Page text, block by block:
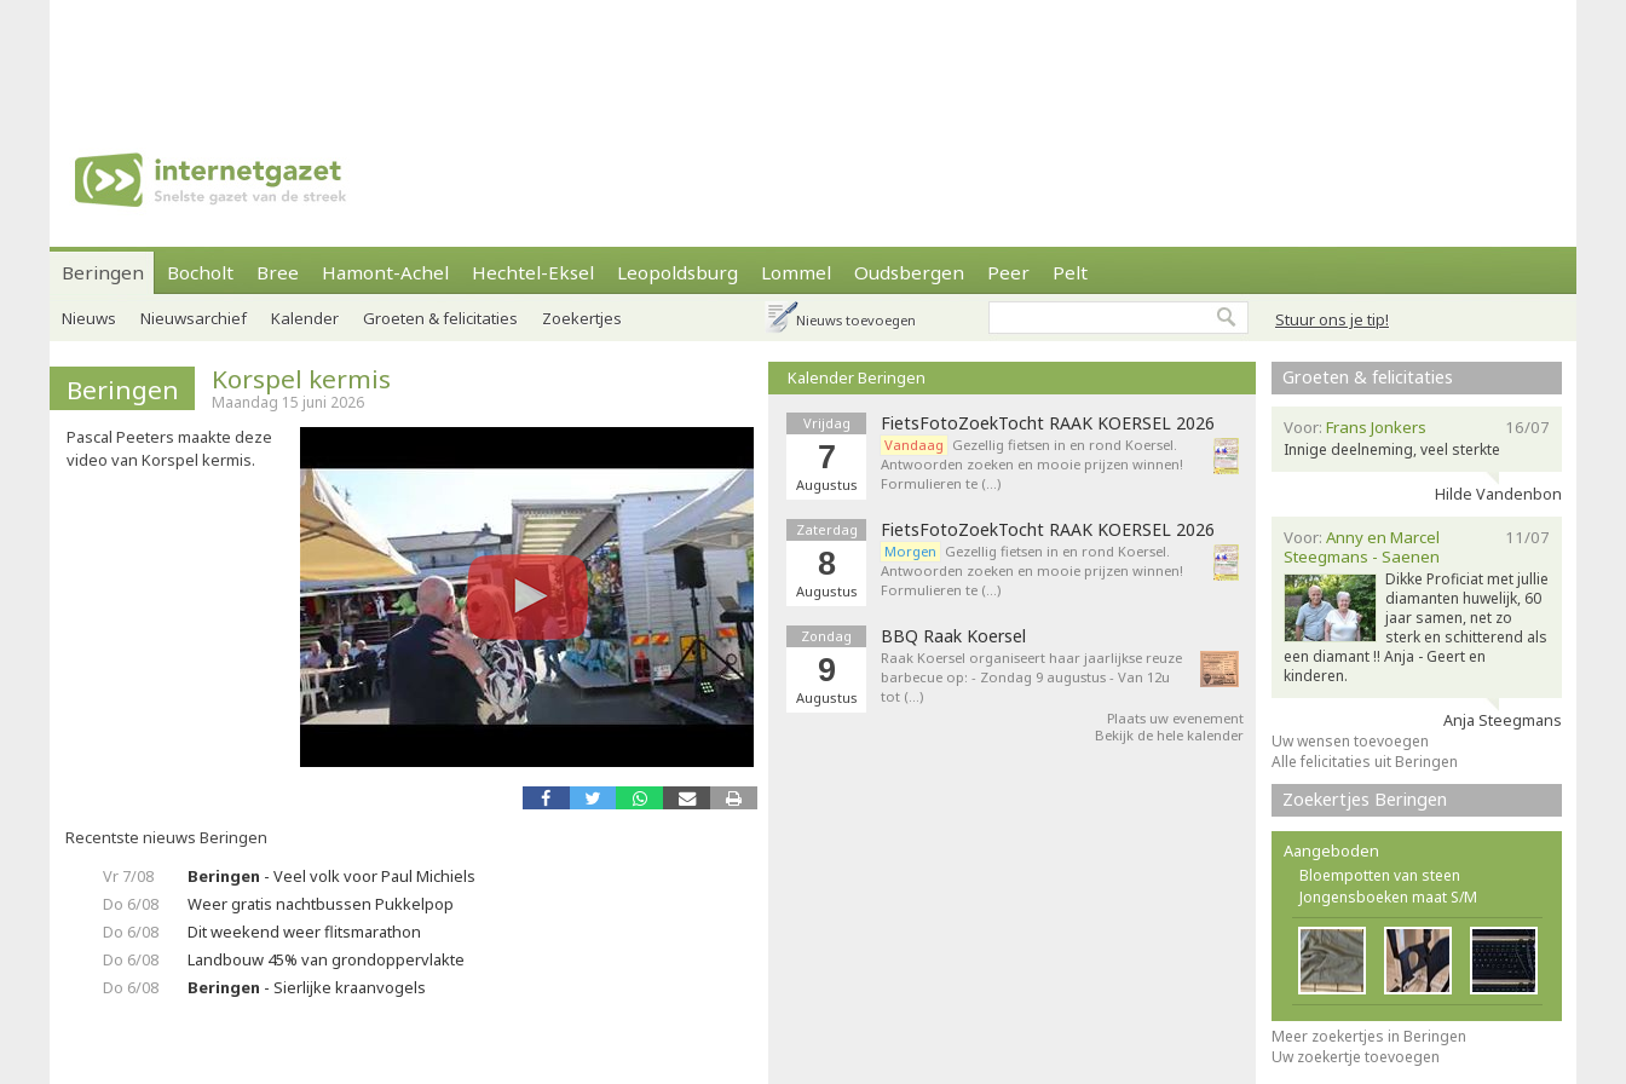
Beringen Bocholt Bree Hamont-Achel Hechtel-Eksel Leopoldsburg Lommel Oudsbergen Peer Pelt
Stuur ons je tip!
Nieuws Nieuwsarchief Kalender Groeten & felicitaties Zoekertjes Nieuws toevoegen
Beringen Korspel kermis
Maandag 15 juni 2026
Pascal Peeters maakte deze
video van Korspel kermis.
Recentste nieuws Beringen
Vr 7/08
Beringen - Veel volk voor Paul Michiels
Do 6/08
Weer gratis nachtbussen Pukkelpop
Do 6/08
Dit weekend weer flitsmarathon
Do 6/08
Landbouw 45% van grondoppervlakte
Do 6/08
Beringen - Sierlijke kraanvogels
Kalender Beringen
Vrijdag
7
Augustus
FietsFotoZoekTocht RAAK KOERSEL 2026
Vandaag Gezellig fietsen in en rond Koersel.
Antwoorden zoeken en mooie prijzen winnen!
Formulieren te (…)
Zaterdag
8
Augustus
FietsFotoZoekTocht RAAK KOERSEL 2026
Morgen Gezellig fietsen in en rond Koersel.
Antwoorden zoeken en mooie prijzen winnen!
Formulieren te (…)
Zondag
9
Augustus
BBQ Raak Koersel
Raak Koersel organiseert haar jaarlijkse reuze
barbecue op: - Zondag 9 augustus - Van 12u
tot (…)
Plaats uw evenement
Bekijk de hele kalender
Groeten & felicitaties
16/07
Voor: Frans Jonkers
Innige deelneming, veel sterkte
Hilde Vandenbon
11/07
Voor: Anny en Marcel
Steegmans - Saenen
Dikke Proficiat met jullie
diamanten huwelijk, 60
jaar samen, net zo
sterk en schitterend als
een diamant !! Anja - Geert en
kinderen.
Anja Steegmans
Uw wensen toevoegen
Alle felicitaties uit Beringen
Zoekertjes Beringen
Aangeboden
Bloempotten van steen
Jongensboeken maat S/M
Meer zoekertjes in Beringen
Uw zoekertje toevoegen